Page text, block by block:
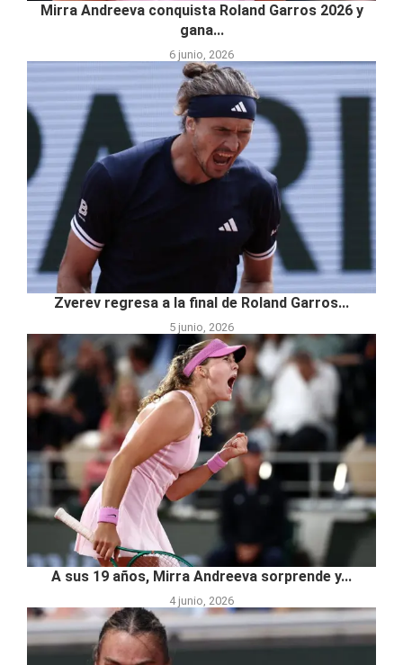
Mirra Andreeva conquista Roland Garros 2026 y
gana...
6 junio, 2026
Zverev regresa a la final de Roland Garros...
5 junio, 2026
A sus 19 años, Mirra Andreeva sorprende y...
4 junio, 2026